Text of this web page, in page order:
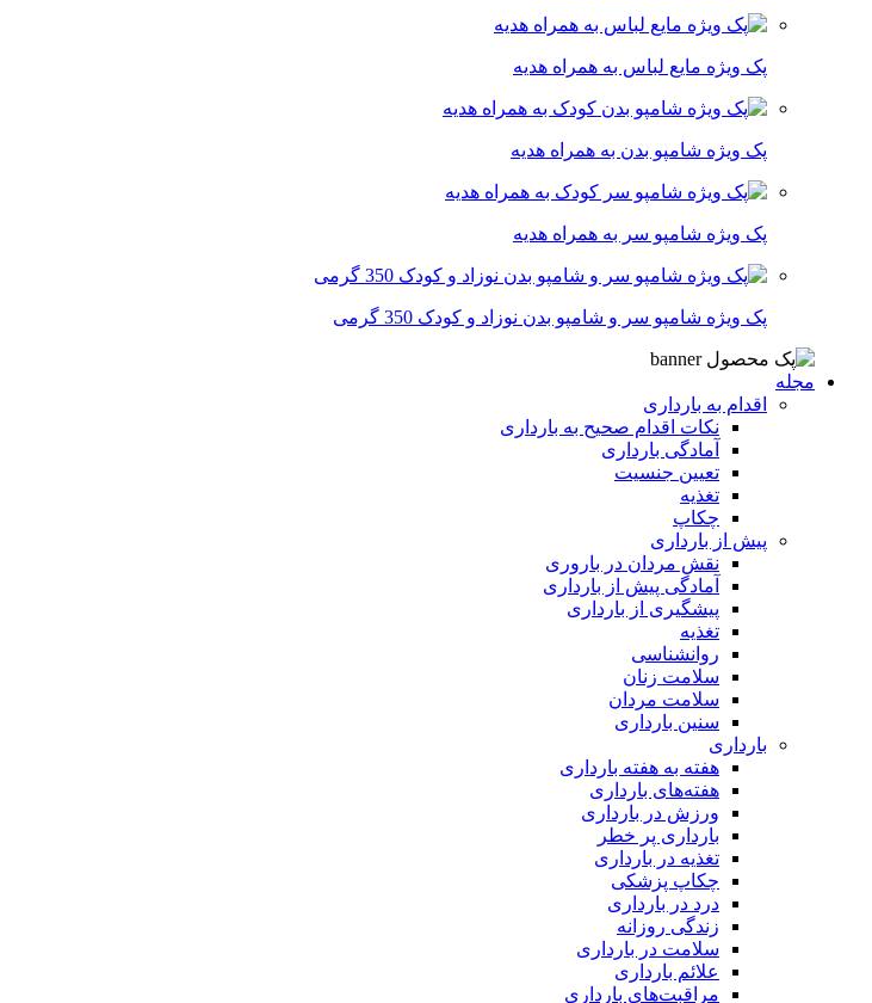
پک ویژه مایع لباس به همراه هدیه
پک ویژه شامپو بدن به همراه هدیه
پک ویژه شامپو سر به همراه هدیه
پک ویژه شامپو سر و شامپو بدن نوزاد و کودک 350 گرمی
مجله
اقدام به بارداری
نکات اقدام صحیح به بارداری
آمادگی بارداری
تعیین جنسیت
تغذیه
چکاپ
پیش از بارداری
نقش مردان در باروری
آمادگی پیش از بارداری
پیشگیری از بارداری
تغذیه
روانشناسی
سلامت زنان
سلامت مردان
سنین بارداری
بارداری
هفته‌ به هفته بارداری
هفته‌های بارداری
ورزش در بارداری
بارداری پر خطر
تغذیه در بارداری
چکاپ پزشکی
درد در بارداری
زندگی روزانه
سلامت در بارداری
علائم بارداری
مراقبت‌های بارداری